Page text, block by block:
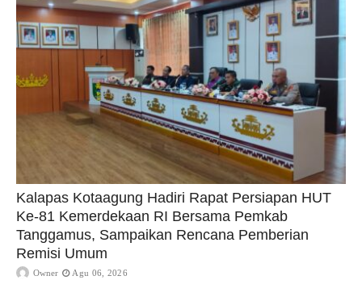
Kalapas Kotaagung Hadiri Rapat Persiapan HUT
Ke-81 Kemerdekaan RI Bersama Pemkab
Tanggamus, Sampaikan Rencana Pemberian
Remisi Umum
Owner Agu 06, 2026